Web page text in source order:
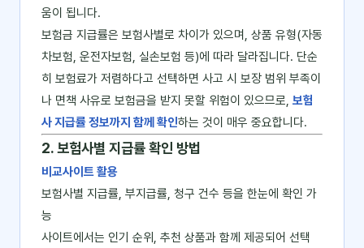
움이 됩니다.
보험금 지급률은 보험사별로 차이가 있으며, 상품 유형(자동
차보험, 운전자보험, 실손보험 등)에 따라 달라집니다. 단순
히 보험료가 저렴하다고 선택하면 사고 시 보장 범위 부족이
나 면책 사유로 보험금을 받지 못할 위험이 있으므로, 보험
사 지급률 정보까지 함께 확인하는 것이 매우 중요합니다.
2. 보험사별 지급률 확인 방법
비교사이트 활용
보험사별 지급률, 부지급률, 청구 건수 등을 한눈에 확인 가
능
사이트에서는 인기 순위, 추천 상품과 함께 제공되어 선택